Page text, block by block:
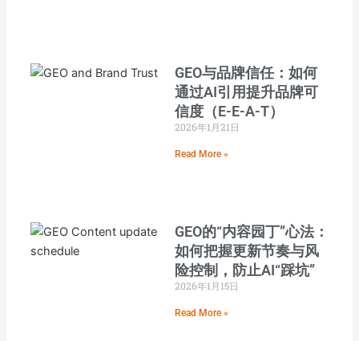
GEO与品牌信任：如何
通过AI引用提升品牌可
信度（E-E-A-T）
2026年1月21日
Read More »
GEO的“内容园丁”心法：
如何把握更新节奏与风
险控制，防止AI“踩坑”
2026年1月15日
Read More »